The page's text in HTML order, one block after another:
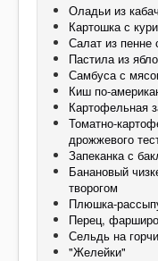
Оладьи из
Картошка с
Салат из пенне
Пастила из
Самбуса с
Киш по-
Картофельная
Томатно-
дрожжевого
Запеканка с
Банановый
творогом
Плюшка-
Перец,
Сельдь на
"Желейки"